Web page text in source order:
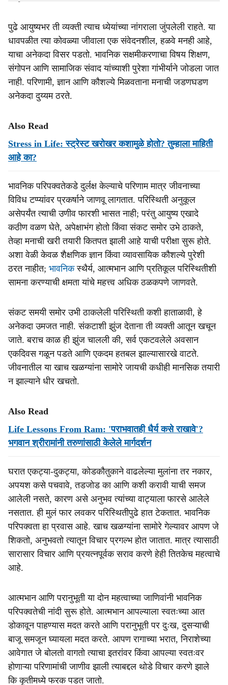
पुढे आयुष्यभर ती व्यक्ती त्याच ध्येयांच्या नांगराला जुंपलेली राहते. या
धावपळीत त्या कोवळ्या जीवाला एक संवेदनशील, हळवे मनही आहे,
याचा अनेकदा विसर पडतो. भावनिक सक्षमीकरणाचा विषय शिक्षण,
संगोपन आणि सामाजिक संवाद यांच्याशी पुरेशा गांभीर्याने जोडला जात
नाही. परिणामी, ज्ञान आणि कौशल्ये मिळवताना मनाची जडणघडण
अनेकदा दुय्यम ठरते.
Also Read
Stress in Life: स्ट्रेस्ट खरोखर कशामुळे होतो? तुम्हाला माहिती
आहे का?
भावनिक परिपक्वतेकडे दुर्लक्ष केल्याचे परिणाम मात्र जीवनाच्या
विविध टप्प्यांवर प्रकर्षाने जाणवू लागतात. परिस्थिती अनुकूल
असेपर्यंत त्याची उणीव फारशी भासत नाही; परंतु आयुष्य एखादे
कठीण वळण घेते, अपेक्षाभंग होतो किंवा संकट समोर उभे ठाकते,
तेव्हा मनाची खरी तयारी कितपत झाली आहे याची परीक्षा सुरू होते.
अशा वेळी केवळ शैक्षणिक ज्ञान किंवा व्यावसायिक कौशल्ये पुरेशी
ठरत नाहीत; भावनिकस्थैर्य, आत्मभान आणि प्रतिकूल परिस्थितीशी
सामना करण्याची क्षमता यांचे महत्त्व अधिक ठळकपणे जाणवते.
संकट समयी समोर उभी ठाकलेली परिस्थिती कशी हाताळावी, हे
अनेकदा उमजत नाही. संकटाशी झुंज देताना ती व्यक्ती आतून खचून
जाते. बराच काळ ही झुंज चालली की, सर्व एकटवलेले अवसान
एकदिवस गळून पडते आणि एकदम हतबल झाल्यासारखे वाटते.
जीवनातील या खाच खळग्यांना सामोरे जायची कधीही मानसिक तयारी
न झाल्याने धीर खचतो.
Also Read
Life Lessons From Ram: 'पराभवातही धैर्य कसे राखावे'?
भगवान श्रीरामांनी तरुणांसाठी केलेले मार्गदर्शन
घरात एकट्या-दुकट्या, कोडकौतुकाने वाढलेल्या मुलांना तर नकार,
अपयश कसे पचवावे, तडजोड का आणि कशी करावी याची समज
आलेली नसते, कारण असे अनुभव त्यांच्या वाट्याला फारसे आलेले
नसतात. ही मुलं फार लवकर परिस्थितीपुढे हात टेकतात. भावनिक
परिपक्वता हा प्रवास आहे. खाच खळग्यांना सामोरे गेल्यावर आपण जे
शिकतो, अनुभवतो त्यातून विचार प्रगल्भ होत जातात. मात्र त्यासाठी
सारासार विचार आणि प्रयत्नपूर्वक सराव करणे हेही तितकेच महत्वाचे
आहे.
आत्मभान आणि परानुभूती या दोन महत्वाच्या जाणिवांनी भावनिक
परिपक्वतेची नांदी सुरू होते. आत्मभान आपल्याला स्वतःच्या आत
डोकावून पाहण्यास मदत करते आणि परानुभूती पर दुःख, दुसऱ्याची
बाजू समजून घ्यायला मदत करते. आपण रागाच्या भरात, निराशेच्या
आवेगात जे बोलतो वागतो त्याचा इतरांवर किंवा आपल्या स्वतःवर
होणाऱ्या परिणामांची जाणीव झाली त्याबद्दल थोडे विचार करणे झाले
कि कृतीमध्ये फरक पडत जातो.